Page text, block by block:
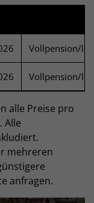
Vollpension/
Vollpension/
alle Preise pro
Alle
mehreren
anfragen.